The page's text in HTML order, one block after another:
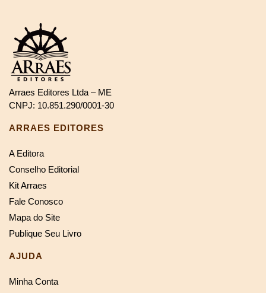
Arraes Editores Ltda – ME
CNPJ: 10.851.290/0001-30
ARRAES EDITORES
A Editora
Conselho Editorial
Kit Arraes
Fale Conosco
Mapa do Site
Publique Seu Livro
AJUDA
Minha Conta